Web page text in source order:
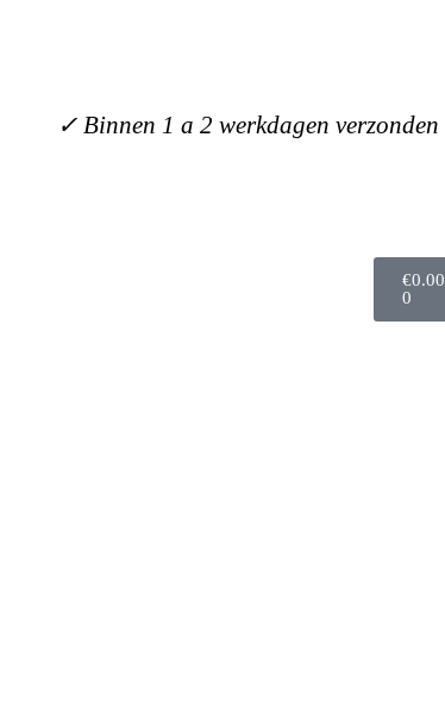
✓ Zorgvuldig verpakt en met liefde
€0.00
0